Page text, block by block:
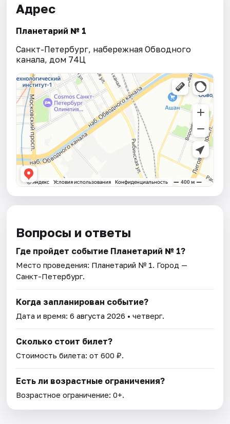
Адрес
Планетарий № 1
Санкт-Петербург, набережная Обводного
канала, дом 74Ц
Вопросы и ответы
Где пройдет событие Планетарий № 1?
Место проведения: Планетарий № 1. Город —
Санкт-Петербург.
Когда запланирован событие?
Дата и время:6 августа 2026 • четверг.
Сколько стоит билет?
Стоимость билета: от 600 ₽.
Есть ли возрастные ограничения?
Возрастное ограничение: 0+.